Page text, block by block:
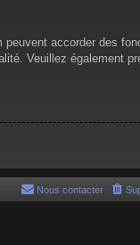
accorder des
Veuillez également
Nous contacter